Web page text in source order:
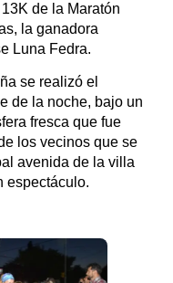
de la Maratón
la ganadora
Luna Fedra.
se realizó el
de la noche, bajo un
fresca que fue
los vecinos que se
avenida de la villa
espectáculo.